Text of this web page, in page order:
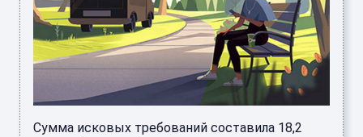
Сумма исковых требований составила 18,2